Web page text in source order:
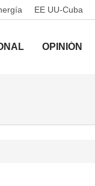
EE UU-Cuba
OPINIÓN